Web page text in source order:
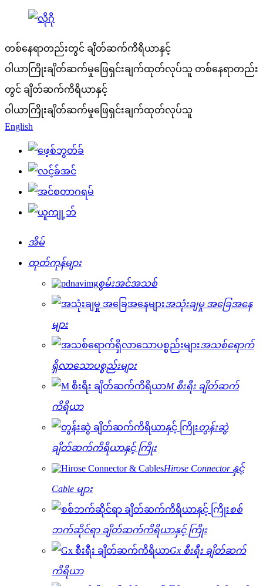
တစ်နေရာတည်းတွင် ချိတ်ဆက်ကိရိယာနှင့်
ဝါယာကြိုးချိတ်ဆက်မှုဖြေရှင်းချက်ထုတ်လုပ်သူ တစ်နေရာတည်း
တွင် ချိတ်ဆက်ကိရိယာနှင့်
ဝါယာကြိုးချိတ်ဆက်မှုဖြေရှင်းချက်ထုတ်လုပ်သူ
English
အိမ်
ထုတ်ကုန်များ
စွမ်းအင်အသစ်
အသုံးချမှု အခြေအနေ
များ
အသစ်ရောက်
ရှိလာသောပစ္စည်းများ
M စီးရီး ချိတ်ဆက်
ကိရိယာ
တွန်းဆွဲ
ချိတ်ဆက်ကိရိယာနှင့် ကြိုး
Hirose Connector နှင့်
Cable များ
စစ်
ဘက်ဆိုင်ရာ ချိတ်ဆက်ကိရိယာနှင့် ကြိုး
Gx စီးရီး ချိတ်ဆက်
ကိရိယာ